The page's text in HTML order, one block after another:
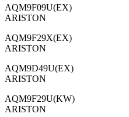
AQM9F09U(EX)
ARISTON
AQM9F29X(EX)
ARISTON
AQM9D49U(EX)
ARISTON
AQM9F29U(KW)
ARISTON